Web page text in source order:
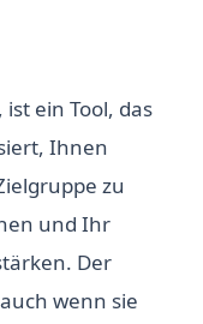
ein Tool, das
Ihnen
zu
und Ihr
Der
wenn sie